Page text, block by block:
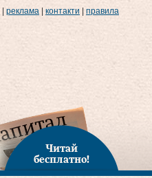
реклама контакти правила
Читай
бесплатно!